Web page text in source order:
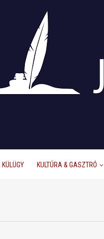
KÜLÜGY KULTÚRA & GASZTRÓ